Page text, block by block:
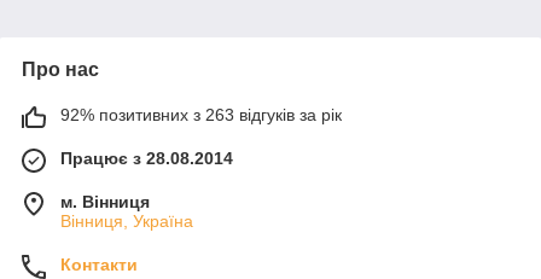
Про нас
92% позитивних з 263 відгуків за рік
Працює з 28.08.2014
м. Вінниця
Вінниця, Україна
Контакти